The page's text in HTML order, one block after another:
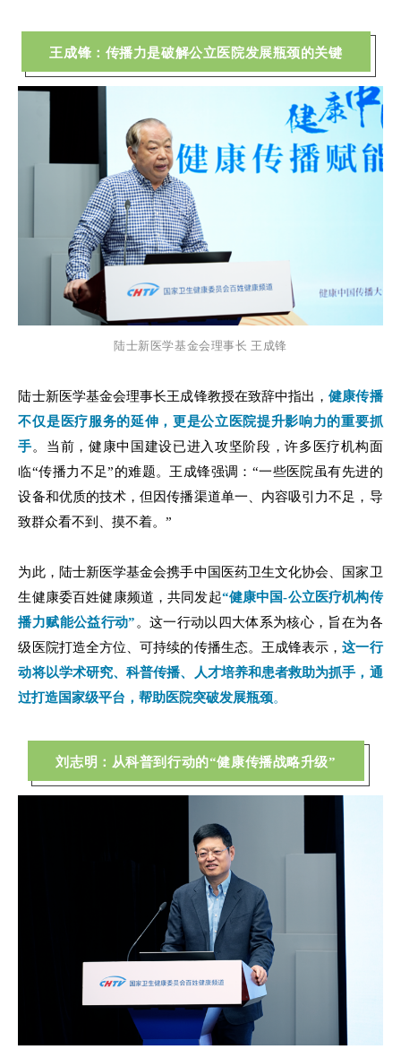
王成锋：传播力是破解公立医院发展瓶颈的关键
陆士新医学基金会理事长 王成锋
陆士新医学基金会理事长王成锋教授在致辞中指出，健康传播
不仅是医疗服务的延伸，更是公立医院提升影响力的重要抓
手。当前，健康中国建设已进入攻坚阶段，许多医疗机构面
临“传播力不足”的难题。王成锋强调：“一些医院虽有先进的
设备和优质的技术，但因传播渠道单一、内容吸引力不足，导
致群众看不到、摸不着。”
为此，陆士新医学基金会携手中国医药卫生文化协会、国家卫
生健康委百姓健康频道，共同发起“健康中国-公立医疗机构传
播力赋能公益行动” 。这一行动以四大体系为核心，旨在为各
级医院打造全方位、可持续的传播生态。王成锋表示，这一行
动将以学术研究、科普传播、人才培养和患者救助为抓手，通
过打造国家级平台，帮助医院突破发展瓶颈。
刘志明：从科普到行动的“健康传播战略升级”